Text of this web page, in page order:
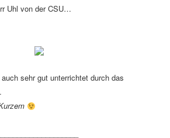
Uhl von der CSU…
sehr gut unterrichtet durch das